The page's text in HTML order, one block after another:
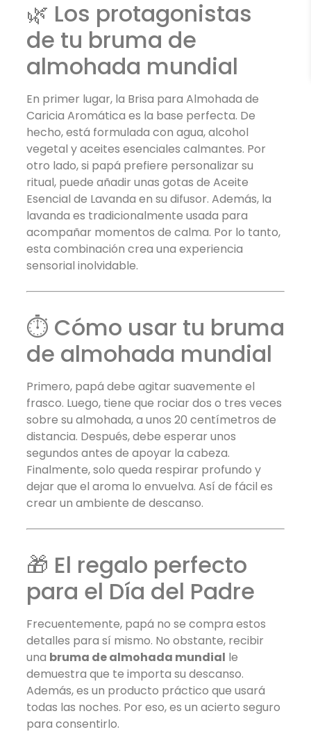
🌿 Los protagonistas
de tu bruma de
almohada mundial
En primer lugar, la Brisa para Almohada de
Caricia Aromática es la base perfecta. De
hecho, está formulada con agua, alcohol
vegetal y aceites esenciales calmantes. Por
otro lado, si papá prefiere personalizar su
ritual, puede añadir unas gotas de Aceite
Esencial de Lavanda en su difusor. Además, la
lavanda es tradicionalmente usada para
acompañar momentos de calma. Por lo tanto,
esta combinación crea una experiencia
sensorial inolvidable.
⏱️ Cómo usar tu bruma
de almohada mundial
Primero, papá debe agitar suavemente el
frasco. Luego, tiene que rociar dos o tres veces
sobre su almohada, a unos 20 centímetros de
distancia. Después, debe esperar unos
segundos antes de apoyar la cabeza.
Finalmente, solo queda respirar profundo y
dejar que el aroma lo envuelva. Así de fácil es
crear un ambiente de descanso.
🎁 El regalo perfecto
para el Día del Padre
Frecuentemente, papá no se compra estos
detalles para sí mismo. No obstante, recibir
una bruma de almohada mundial le
demuestra que te importa su descanso.
Además, es un producto práctico que usará
todas las noches. Por eso, es un acierto seguro
para consentirlo.